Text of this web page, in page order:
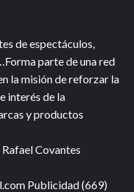
de espectáculos,
parte de una red
la misión de reforzar la
interés de la
y productos
Covantes
Publicidad (669)